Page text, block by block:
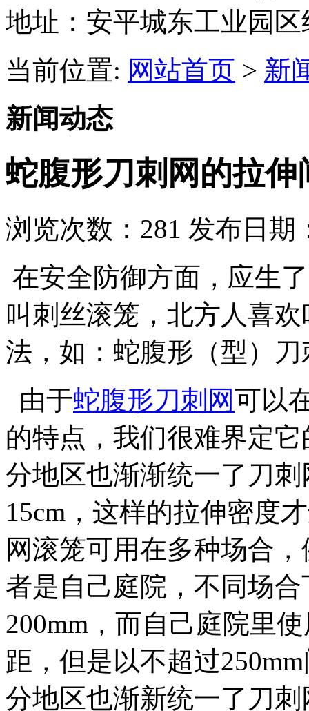
地址：安平城东工业园区
当前位置: 网站首页 > 新
新闻动态
蛇腹形刀刺网的拉伸
浏览次数： 281 发布日期
在安全防御方面，应生
叫刺丝滚笼，北方人喜
法，如：蛇腹形（型）
由于蛇腹形刀刺网可以
的特点，我们很难界定
分地区也渐渐统一了刀
15cm，这样的拉伸密度
网滚笼可用在多种场合
者是自己庭院，不同场
200mm，而自己庭院里
距，但是以不超过
分地区也渐新统一了刀